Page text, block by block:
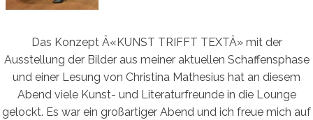
Das Konzept Â«KUNST TRIFFT TEXTÂ» mit der
Ausstellung der Bilder aus meiner aktuellen Schaffensphase
und einer Lesung von Christina Mathesius hat an diesem
Abend viele Kunst- und Literaturfreunde in die Lounge
gelockt. Es war ein großartiger Abend und ich freue mich auf